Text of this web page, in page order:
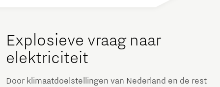
Explosieve vraag naar
elektriciteit
Door klimaatdoelstellingen van Nederland en de rest